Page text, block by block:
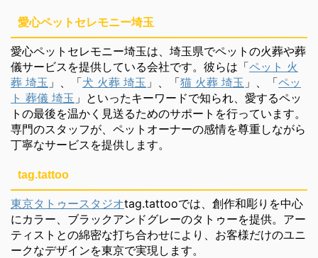
愛心ペットセレモニー埼玉
愛心ペットセレモニー埼玉は、埼玉県でペットの火葬や葬
儀サービスを提供している会社です。彼らは「ペット 火
葬 埼玉 」、「犬 火葬 埼玉 」、「猫 火葬 埼玉 」、「ペッ
ト 葬儀 埼玉 」といったキーワードで知られ、愛するペッ
トの最後を温かく見送るためのサポートを行っています。
専門のスタッフが、ペットオーナーの感情を尊重しながら
丁寧なサービスを提供します。
tag.tattoo
東京タトゥースタジオtag.tattooでは、創作和彫りを中心
にカラー、ブラックアンドグレーのタトゥーを提供。アー
ティストとの綿密な打ち合わせにより、お客様だけのユニ
ークなデザインを東京で実現します。